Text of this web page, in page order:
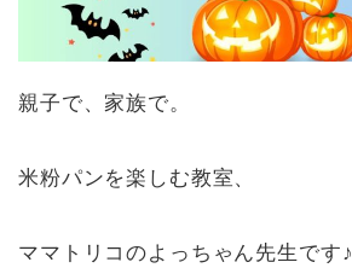
親子で、家族で。
米粉パンを楽しむ教室、
ママトリコのよっちゃん先生です♪